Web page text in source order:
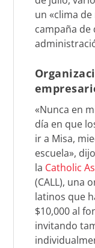
un «clima
campaña de
«Nunca en
día en que
ir a Misa,
escuela»,
la Catholic
(CALL), una
latinos que
$10,000 al
invitando